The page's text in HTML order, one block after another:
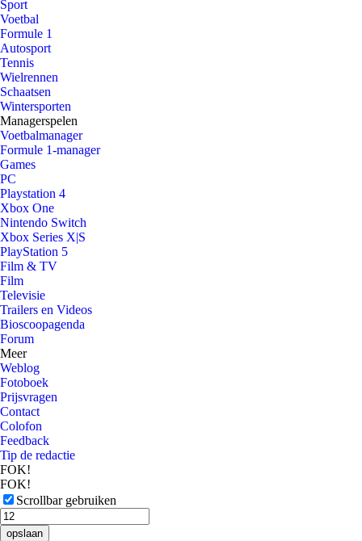
Sport
Voetbal
Formule 1
Autosport
Tennis
Wielrennen
Schaatsen
Wintersporten
Managerspelen
Voetbalmanager
Formule 1-manager
Games
PC
Playstation 4
Xbox One
Nintendo Switch
Xbox Series X|S
PlayStation 5
Film & TV
Film
Televisie
Trailers en Videos
Bioscoopagenda
Forum
Meer
Weblog
Fotoboek
Prijsvragen
Contact
Colofon
Feedback
Tip de redactie
FOK!
FOK!
Scrollbar gebruiken
opslaan